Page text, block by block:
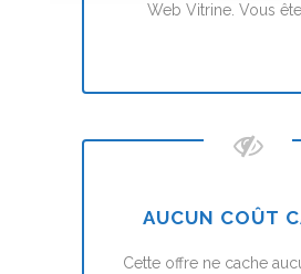
Web Vitrine. Vous
AUCUN COÛT
Cette offre ne cache